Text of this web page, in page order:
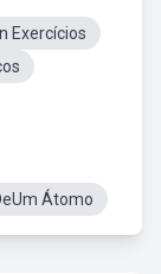
Exercícios
Átomo